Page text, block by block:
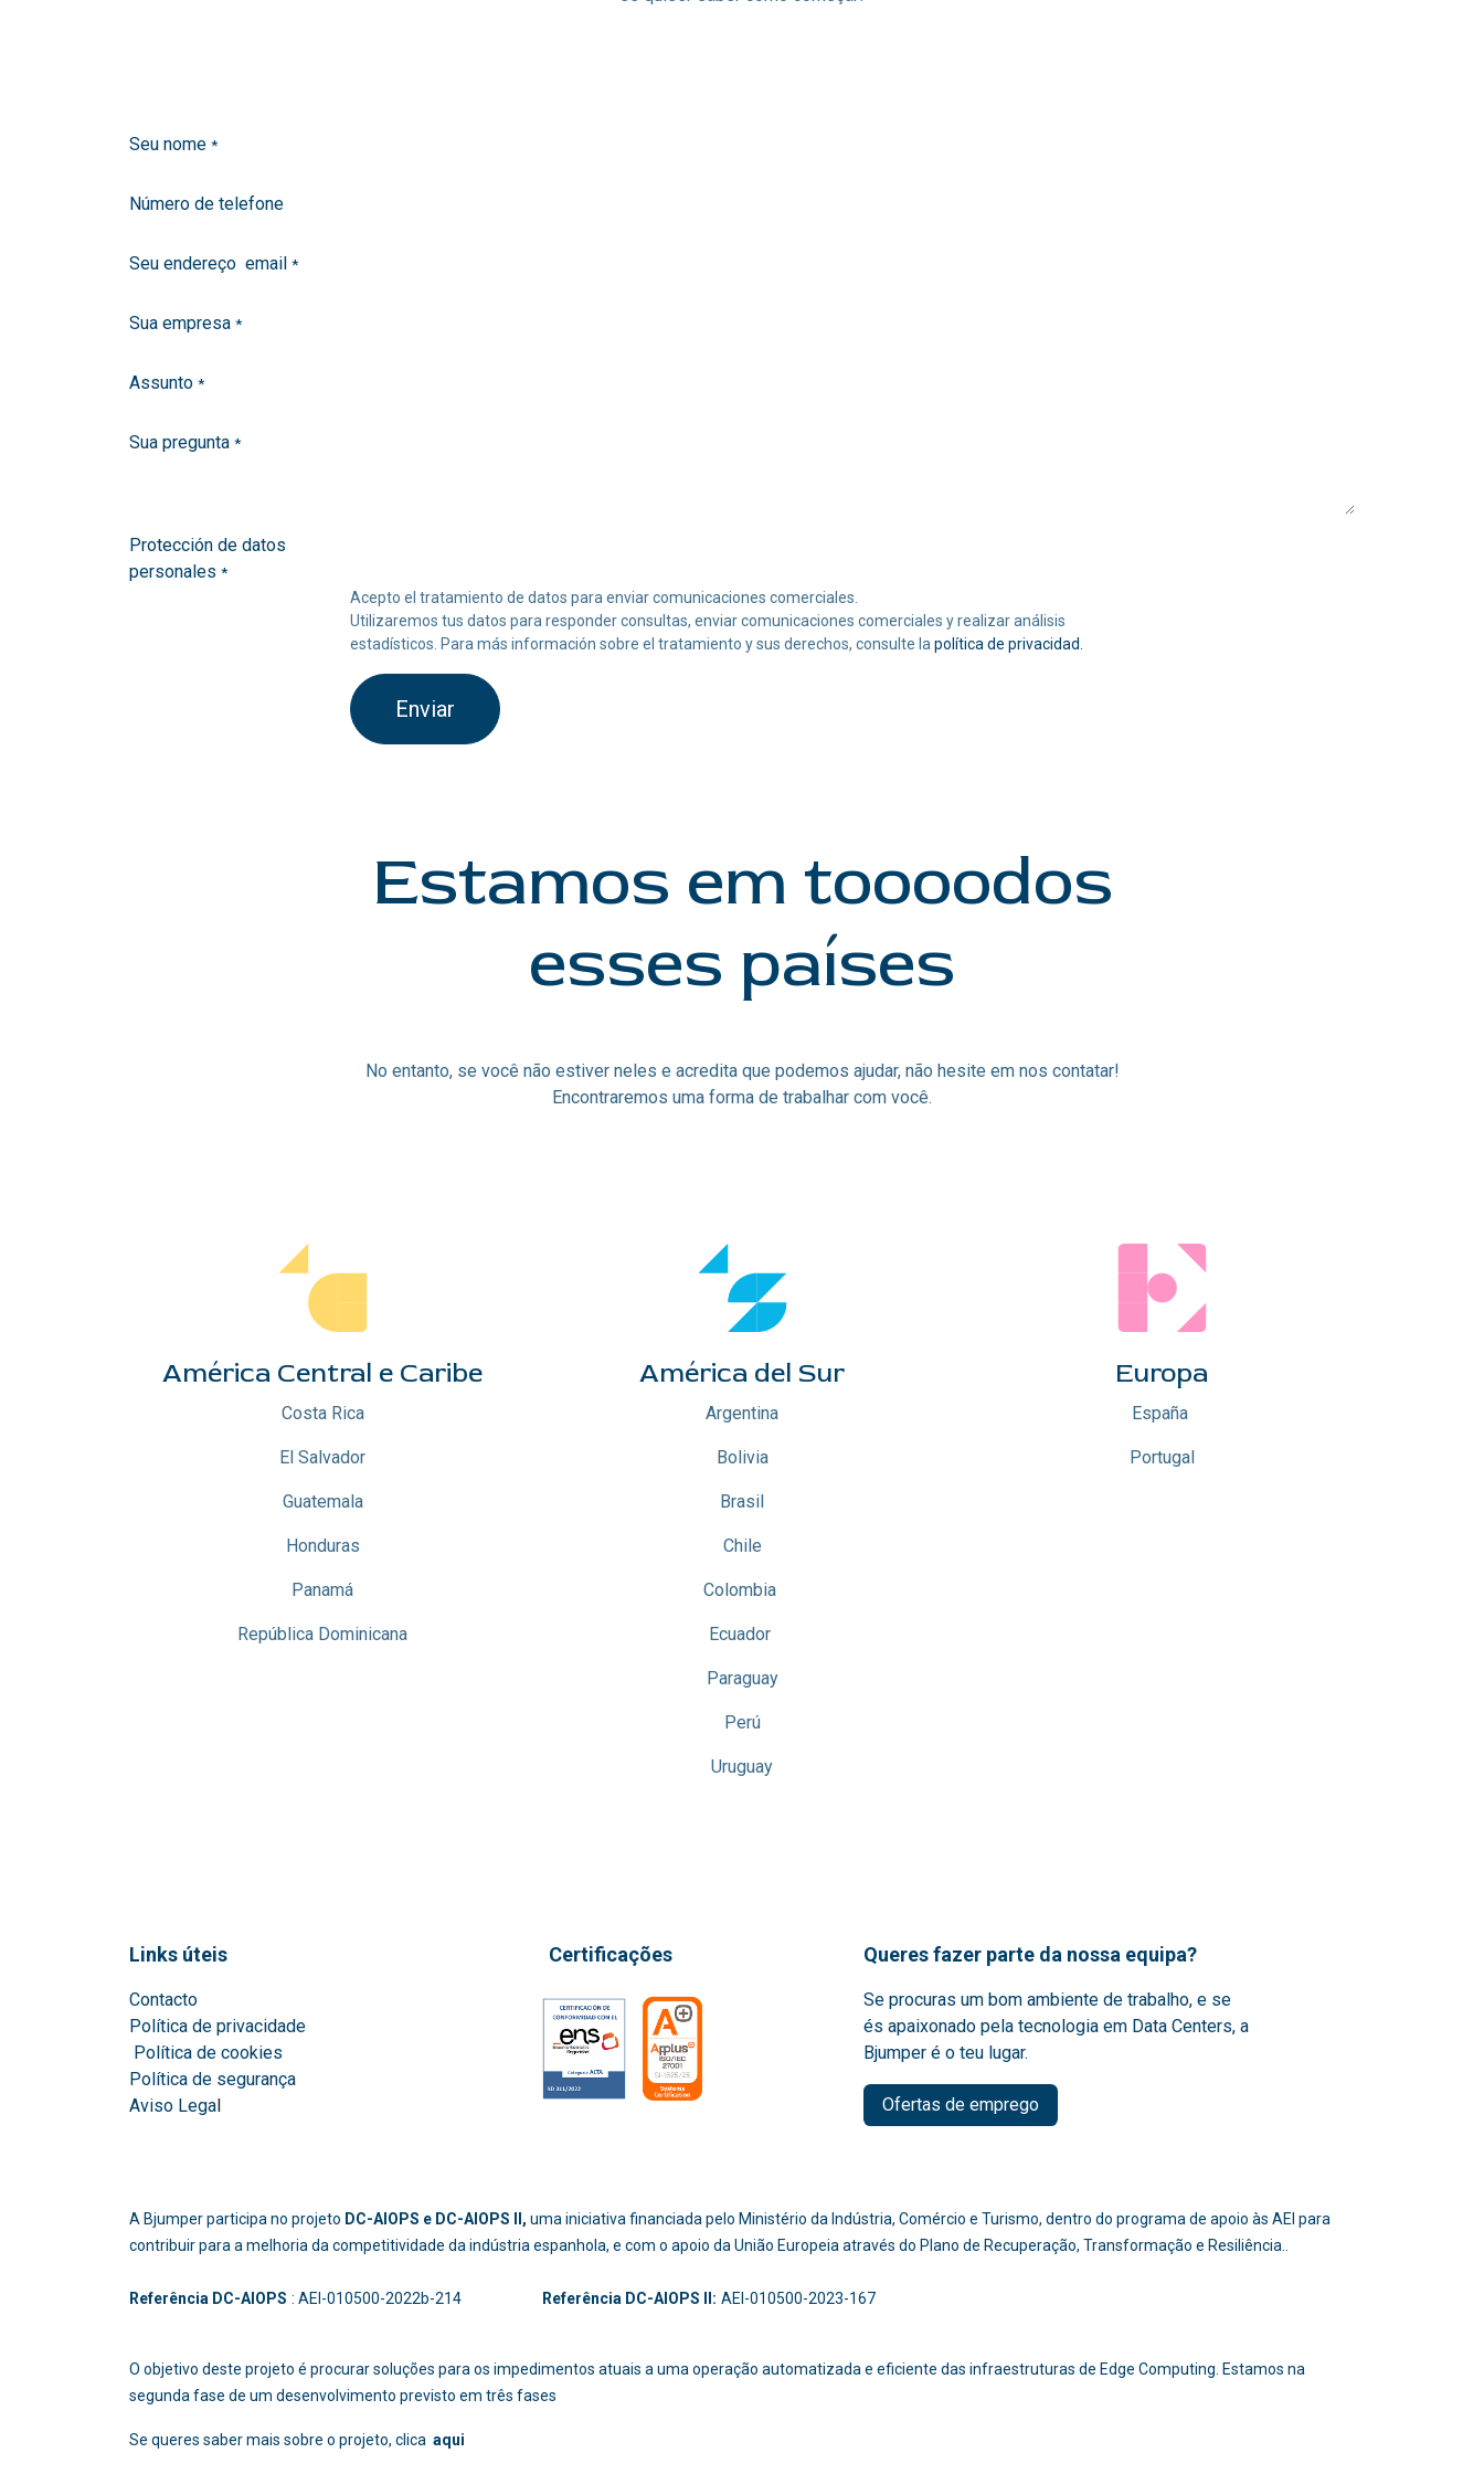
Seu nome *
Número de telefone
Seu endereço email *
Sua empresa *
Assunto *
Sua pregunta *
Protección de datos
personales *
Acepto el tratamiento de datos para enviar comunicaciones comerciales.
Utilizaremos tus datos para responder consultas, enviar comunicaciones comerciales y realizar análisis
estadísticos. Para más información sobre el tratamiento y sus derechos, consulte la política de privacidad.
Enviar
Estamos em toooodos
esses países
No entanto, se você não estiver neles e acredita que podemos ajudar, não hesite em nos contatar!
Encontraremos uma forma de trabalhar com você.
América Central e Caribe
Costa Rica
El Salvador
Guatemala
Honduras
Panamá
República Dominicana
América del Sur
Argentina
Bolivia
Brasil
Chile
Colombia
Ecuador
Paraguay
Perú
Uruguay
Europa
España
Portugal
Links úteis
Contacto
Política de privacidade
Política de cookies
Política de segurança
Aviso Legal
Certificações Queres fazer parte da nossa equipa?
Se procuras um bom ambiente de trabalho, e se
és apaixonado pela tecnologia em Data Centers, a
Bjumper é o teu lugar.
Ofertas de emprego
A Bjumper participa no projeto DC-AIOPS e DC-AIOPS II, uma iniciativa financiada pelo Ministério da Indústria, Comércio e Turismo, dentro do programa de apoio às AEI para
contribuir para a melhoria da competitividade da indústria espanhola, e com o apoio da União Europeia através do Plano de Recuperação, Transformação e Resiliência..
Referência DC-AIOPS : AEI-010500-2022b-214 Referência DC-AIOPS II: AEI-010500-2023-167
O objetivo deste projeto é procurar soluções para os impedimentos atuais a uma operação automatizada e eficiente das infraestruturas de Edge Computing. Estamos na
segunda fase de um desenvolvimento previsto em três fases
Se queres saber mais sobre o projeto, clica aqui